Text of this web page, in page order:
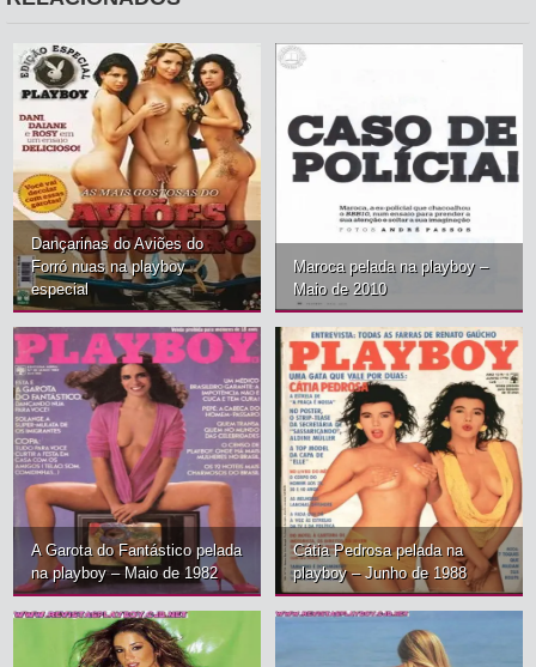
A deliciosa e sedutora Piera peladinha mostrando seus lindo peitos
e sua bela bunda nas páginas da playboy
Dançarinas do Aviões do
Forró nuas na playboy
especial
Maroca pelada na playboy –
Maio de 2010
A Garota do Fantástico pelada
na playboy – Maio de 1982
Cátia Pedrosa pelada na
playboy – Junho de 1988